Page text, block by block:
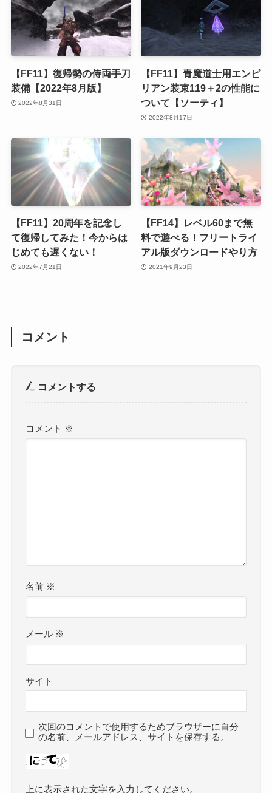
【FF11】復帰勢の侍両手刀
装備【2022年8月版】
2022年8月31日
【FF11】青魔道士用エンピ
リアン装束119＋2の性能に
ついて【ソーティ】
2022年8月17日
【FF11】20周年を記念し
て復帰してみた！今からは
じめても遅くない！
2022年7月21日
【FF14】レベル60まで無
料で遊べる！フリートライ
アル版ダウンロードやり方
2021年9月23日
コメント
コメントする
コメント ※
名前 ※
メール ※
サイト
次回のコメントで使用するためブラウザーに自分
の名前、メールアドレス、サイトを保存する。
上に表示された文字を入力してください。